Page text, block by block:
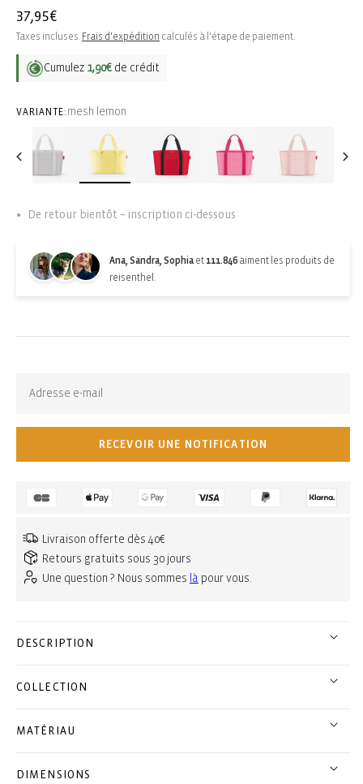
Prix
habituel
37,95€
Taxes incluses. Frais d'expédition calculés à l'étape de paiement.
Cumulez 1,90€ de crédit
VARIANTE: mesh lemon
De retour bientôt – inscription ci-dessous
Ana, Sandra, Sophia et 111.846 aiment les produits de
reisenthel.
RECEVOIR UNE NOTIFICATION
Livraison offerte dès 40€
Retours gratuits sous 30 jours
Une question ? Nous sommes là pour vous.
DESCRIPTION
COLLECTION
MATÉRIAU
DIMENSIONS